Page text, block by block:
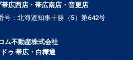
広西店・帯広南店・音更店
号：北海道知事十勝（5）第642号
ム不動産株式会社
ゥ 帯広・白樺通